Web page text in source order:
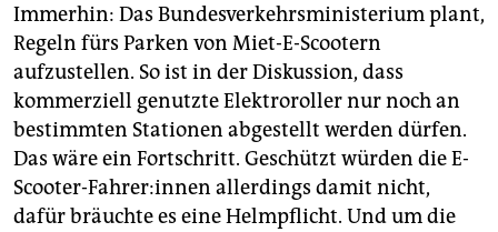
Immerhin: Das Bundesverkehrsministerium plant,
Regeln fürs Parken von Miet-E-Scootern
aufzustellen. So ist in der Diskussion, dass
kommerziell genutzte Elektroroller nur noch an
bestimmten Stationen abgestellt werden dürfen.
Das wäre ein Fortschritt. Geschützt würden die E-
Scooter-Fahrer:innen allerdings damit nicht,
dafür bräuchte es eine Helmpflicht. Und um die